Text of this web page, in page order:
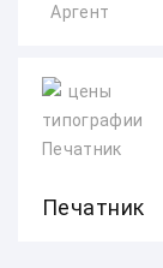
Печатник